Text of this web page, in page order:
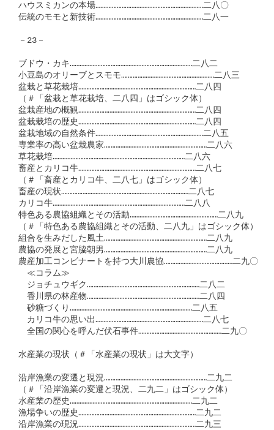
ハウスミカンの本場…………………………………………………………二八〇
伝統のモモと新技術…………………………………………………………二八一
－23－
ブドウ・カキ…………………………………………………………………二八二
小豆島のオリーブとスモモ…………………………………………………二八三
盆栽と草花栽培………………………………………………………………二八四
（＃「盆栽と草花栽培、二八四」はゴシック体）
盆栽産地の概観………………………………………………………………二八四
盆栽栽培の歴史………………………………………………………………二八四
盆栽地域の自然条件…………………………………………………………二八五
専業率の高い盆栽農家………………………………………………………二八六
草花栽培………………………………………………………………………二八六
畜産とカリコ牛………………………………………………………………二八七
（＃「畜産とカリコ牛、二八七」はゴシック体）
畜産の現状……………………………………………………………………二八七
カリコ牛………………………………………………………………………二八八
特色ある農協組織とその活動………………………………………………二八九
（＃「特色ある農協組織とその活動、二八九」はゴシック体）
組合を生みだした風土………………………………………………………二八九
農協の発展と宮脇朝男………………………………………………………二八九
農産加工コンビナートを持つ大川農協……………………………………二九〇
≪コラム≫
ジョチュウギク……………………………………………………………二八二
香川県の林産物……………………………………………………………二八四
砂糖づくり…………………………………………………………………二八五
カリコ牛の思い出…………………………………………………………二八七
全国の関心を呼んだ伏石事件……………………………………………二九〇
水産業の現状（＃「水産業の現状」は大文字）
沿岸漁業の変遷と現況………………………………………………………二九二
（＃「沿岸漁業の変遷と現況、二九二」はゴシック体）
水産業の歴史…………………………………………………………………二九二
漁場争いの歴史………………………………………………………………二九二
沿岸漁業の現況………………………………………………………………二九三